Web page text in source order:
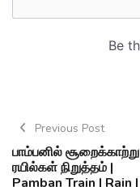
Previous Post
பாம்பனில் சூறைக்காற்று
ரயில்கள் நிறுத்தம் |
Pamban Train | Rain |